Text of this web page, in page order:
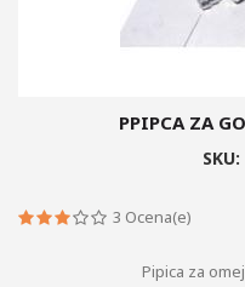
PPIPCA ZA
SKU:
3 Ocena(e)
Pipica za